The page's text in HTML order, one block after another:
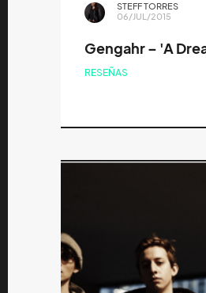
STEFF TORRES
06/JUL/2015
Gengahr – 'A
RESEÑAS